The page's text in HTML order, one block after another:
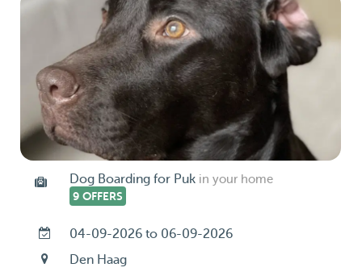
Dog Boarding for Puk in your home
9 OFFERS
04-09-2026 to 06-09-2026
Den Haag